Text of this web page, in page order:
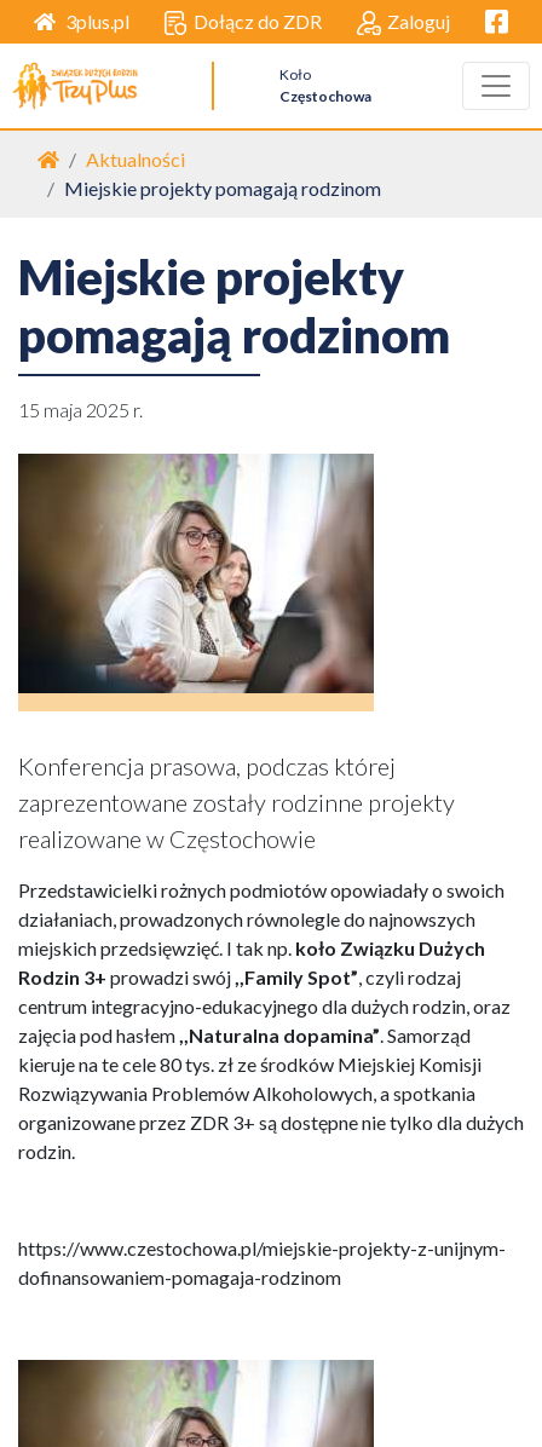
3plus.pl Dołącz do ZDR Zaloguj
Koło
Częstochowa
Strona główna
Aktualności
Miejskie projekty pomagają rodzinom
Miejskie projekty
pomagają rodzinom
15 maja 2025 r.
Konferencja prasowa, podczas której
zaprezentowane zostały rodzinne projekty
realizowane w Częstochowie
Przedstawicielki rożnych podmiotów opowiadały o swoich
działaniach, prowadzonych równolegle do najnowszych
miejskich przedsięwzięć. I tak np. koło Związku Dużych
Rodzin 3+ prowadzi swój,,Family Spot”, czyli rodzaj
centrum integracyjno-edukacyjnego dla dużych rodzin, oraz
zajęcia pod hasłem,,Naturalna dopamina”. Samorząd
kieruje na te cele 80 tys. zł ze środków Miejskiej Komisji
Rozwiązywania Problemów Alkoholowych, a spotkania
organizowane przez ZDR 3+ są dostępne nie tylko dla dużych
rodzin.
https://www.czestochowa.pl/miejskie-projekty-z-unijnym-
dofinansowaniem-pomagaja-rodzinom